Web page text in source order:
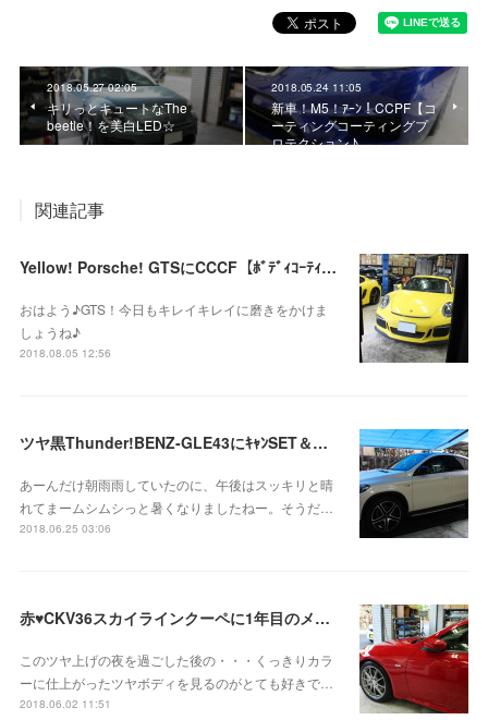
2018.05.27 02:05
キリっとキュートなThe
beetle！を美白LED☆
2018.05.24 11:05
新車！M5！ｱｰﾝ！CCPF【コ
ーティングコーティングプ
ロテクション♪
関連記事
Yellow! Porsche! GTSにCCCF【ﾎﾞﾃﾞｨｺｰﾃｨﾝｸﾞｼｰﾄｺｰﾃｨﾝｸﾞﾊﾞｯｸｶﾒﾗHLﾌｨﾙﾑ】
おはよう♪GTS！今日もキレイキレイに磨きをかけま
しょうね♪
2018.08.05 12:56
ツヤ黒Thunder!BENZ-GLE43にｷｬﾝSET＆ポイントペイントカスタム＆ツヤメキボディコーティング！
あーんだけ朝雨雨していたのに、午後はスッキリと晴
れてまームシムシっと暑くなりましたねー。そうだ…
2018.06.25 03:06
赤♥CKV36スカイラインクーペに1年目のメンテナンスコート＆ドラレコお取り付け
このツヤ上げの夜を過ごした後の・・・くっきりカラ
ーに仕上がったツヤボディを見るのがとても好きで…
2018.06.02 11:51